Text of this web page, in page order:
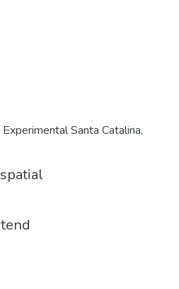
Santa Catalina,